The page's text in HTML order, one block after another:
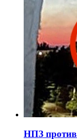
НПЗ против